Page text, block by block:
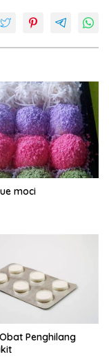
moci
Penghilang